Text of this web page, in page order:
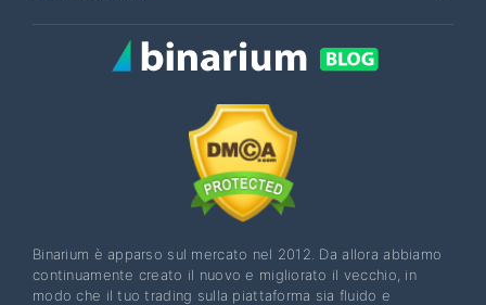
Binarium è apparso sul mercato nel 2012. Da allora abbiamo
continuamente creato il nuovo e migliorato il vecchio, in
modo che il tuo trading sulla piattaforma sia fluido e